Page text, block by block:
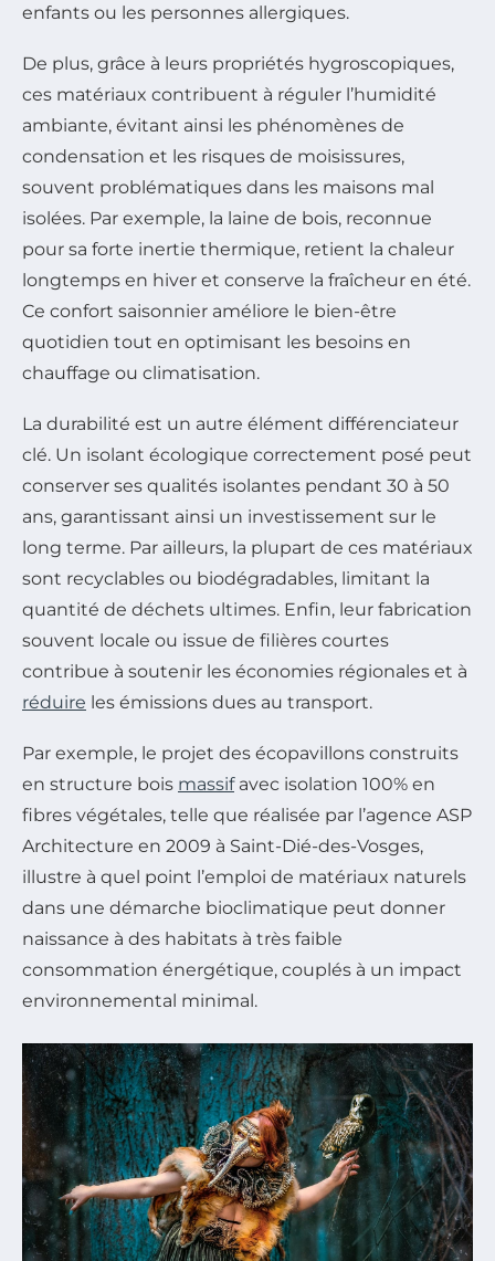
enfants ou les personnes allergiques.
De plus, grâce à leurs propriétés hygroscopiques,
ces matériaux contribuent à réguler l’humidité
ambiante, évitant ainsi les phénomènes de
condensation et les risques de moisissures,
souvent problématiques dans les maisons mal
isolées. Par exemple, la laine de bois, reconnue
pour sa forte inertie thermique, retient la chaleur
longtemps en hiver et conserve la fraîcheur en été.
Ce confort saisonnier améliore le bien-être
quotidien tout en optimisant les besoins en
chauffage ou climatisation.
La durabilité est un autre élément différenciateur
clé. Un isolant écologique correctement posé peut
conserver ses qualités isolantes pendant 30 à 50
ans, garantissant ainsi un investissement sur le
long terme. Par ailleurs, la plupart de ces matériaux
sont recyclables ou biodégradables, limitant la
quantité de déchets ultimes. Enfin, leur fabrication
souvent locale ou issue de filières courtes
contribue à soutenir les économies régionales et à
réduire les émissions dues au transport.
Par exemple, le projet des écopavillons construits
en structure bois massifavec isolation 100% en
fibres végétales, telle que réalisée par l’agence ASP
Architecture en 2009 à Saint-Dié-des-Vosges,
illustre à quel point l’emploi de matériaux naturels
dans une démarche bioclimatique peut donner
naissance à des habitats à très faible
consommation énergétique, couplés à un impact
environnemental minimal.